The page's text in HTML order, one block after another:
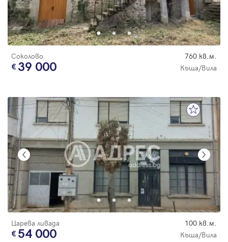
Соколово 760 кв.м.
39 000 Къща/Вила
Царева ливада 100 кв.м.
54 000 Къща/Вила